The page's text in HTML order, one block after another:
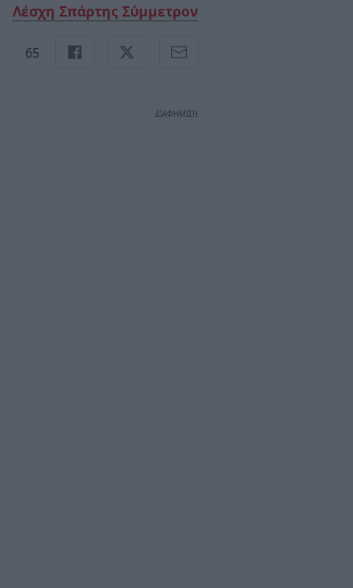
Λέσχη Σπάρτης Σύμμετρον
65